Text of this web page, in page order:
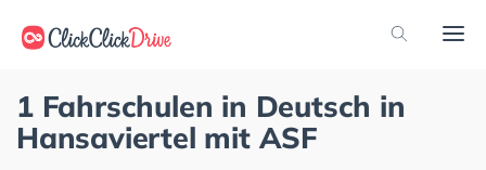
1 Fahrschulen in Deutsch in
Hansaviertel mit ASF